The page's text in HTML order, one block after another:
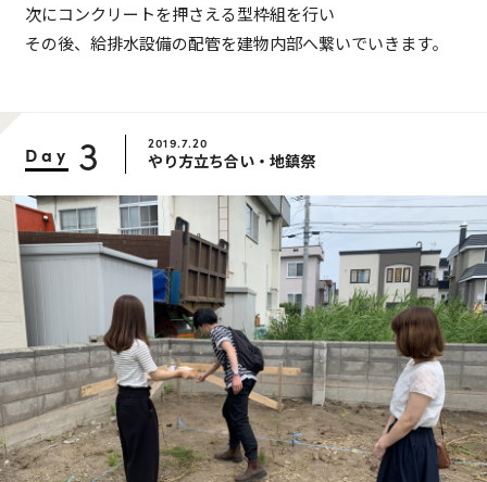
次にコンクリートを押さえる型枠組を行い
その後、給排水設備の配管を建物内部へ繋いでいきます。
Day 3 2019.7.20
やり方立ち合い・地鎮祭